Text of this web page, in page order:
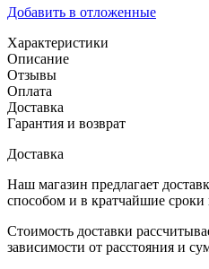
Добавить в отложенные
Характеристики
Описание
Отзывы
Оплата
Доставка
Гарантия и возврат
Доставка
Наш магазин предлагает
способом и в кратчайшие сроки
Стоимость доставки
зависимости от расстояния и